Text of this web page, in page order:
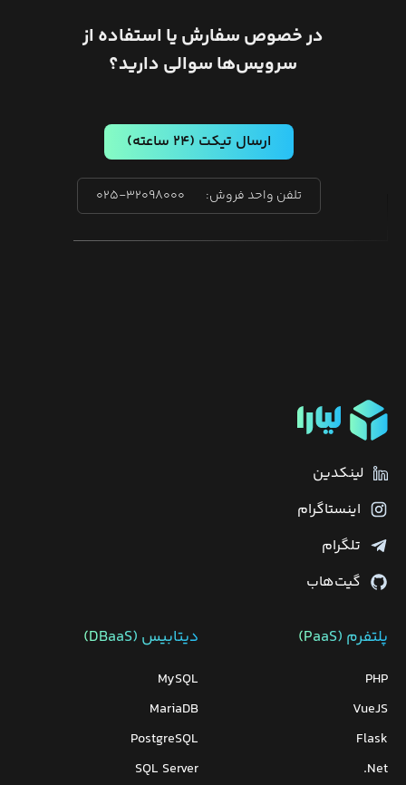
در خصوص سفارش یا استفاده از
سرویس‌ها سوالی دارید؟
ارسال تیکت (۲۴ ساعته)
تلفن واحد فروش: ۰۲۵-۳۲۰۹۸۰۰۰
لینکدین
اینستاگرام
تلگرام
گیت‌هاب
پلتفرم (PaaS)
PHP
VueJS
Flask
Net.
دیتابیس‌ (DBaaS)
MySQL
MariaDB
PostgreSQL
SQL Server